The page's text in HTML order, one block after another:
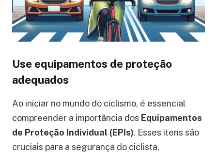
Use equipamentos de proteção
adequados
Ao iniciar no mundo do ciclismo, é essencial
compreender a importância dos Equipamentos
de Proteção Individual (EPIs). Esses itens são
cruciais para a segurança do ciclista,